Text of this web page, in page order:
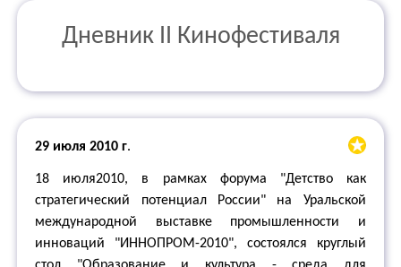
Дневник II Кинофестиваля
29 июля 2010 г.
18 июля2010, в рамках форума "Детство как
стратегический потенциал России" на Уральской
международной выставке промышленности и
инноваций "ИННОПРОМ-2010", состоялся круглый